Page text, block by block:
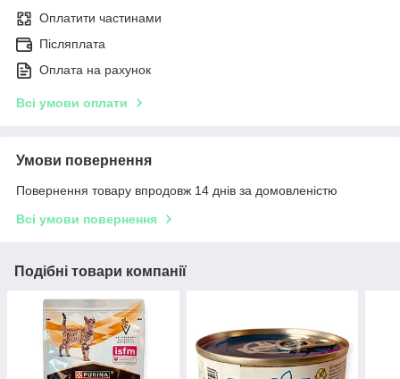
Оплатити частинами
Післяплата
Оплата на рахунок
Всі умови оплати
Умови повернення
Повернення товару впродовж 14 днів за домовленістю
Всі умови повернення
Подібні товари компанії